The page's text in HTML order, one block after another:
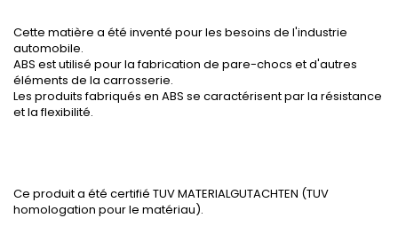
Cette matière a été inventé pour les besoins de l'industrie
automobile.
ABS est utilisé pour la fabrication de pare-chocs et d'autres
éléments de la carrosserie.
Les produits fabriqués en ABS se caractérisent par la résistance
et la flexibilité.
Ce produit a été certifié TUV MATERIALGUTACHTEN (TUV
homologation pour le matériau).